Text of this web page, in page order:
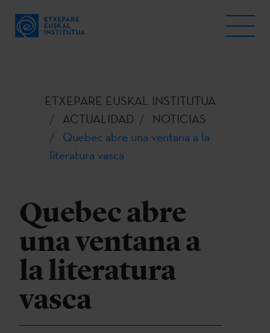
ETXEPARE EUSKAL INSTITUTUA
ACTUALIDAD
NOTICIAS
Quebec abre una ventana a la
literatura vasca
Quebec abre
una ventana a
la literatura
vasca